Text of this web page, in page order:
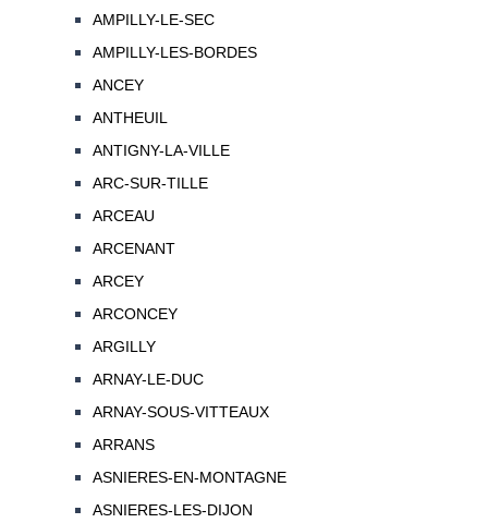
AMPILLY-LE-SEC
AMPILLY-LES-BORDES
ANCEY
ANTHEUIL
ANTIGNY-LA-VILLE
ARC-SUR-TILLE
ARCEAU
ARCENANT
ARCEY
ARCONCEY
ARGILLY
ARNAY-LE-DUC
ARNAY-SOUS-VITTEAUX
ARRANS
ASNIERES-EN-MONTAGNE
ASNIERES-LES-DIJON